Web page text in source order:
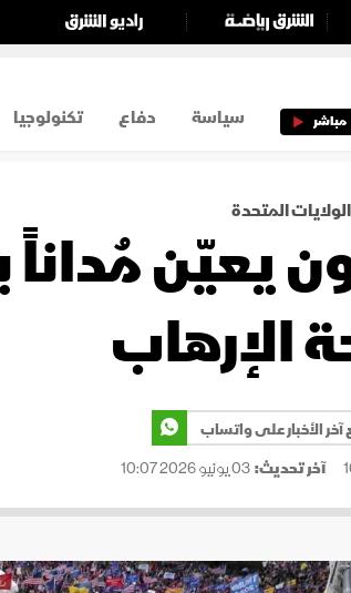
مباشر سياسة دفاع تكنولوجيا
الولايات المتحدة
يعيّن
الإرهاب
آخر الأخبار على واتساب
آخر تحديث:03 يونيو 2026 10:07